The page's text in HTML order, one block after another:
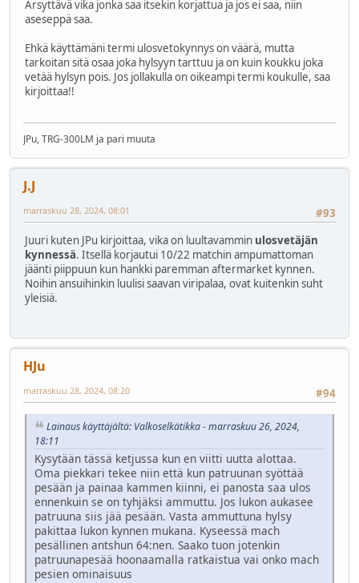
Ärsyttävä vika jonka saa itsekin korjattua ja jos ei saa, niin
aseseppä saa.
Ehkä käyttämäni termi ulosvetokynnys on väärä, mutta
tarkoitan sitä osaa joka hylsyyn tarttuu ja on kuin koukku joka
vetää hylsyn pois. Jos jollakulla on oikeampi termi koukulle, saa
kirjoittaa!!
JPu, TRG-300LM ja pari muuta
J.J
#93
marraskuu 28, 2024, 08:01
Juuri kuten JPu kirjoittaa, vika on luultavammin ulosvetäjän
kynnessä. Itsellä korjautui 10/22 matchin ampumattoman
jäänti piippuun kun hankki paremman aftermarket kynnen.
Noihin ansuihinkin luulisi saavan viripalaa, ovat kuitenkin suht
yleisiä.
HJu
#94
marraskuu 28, 2024, 08:20
Lainaus käyttäjältä: Valkoselkätikka - marraskuu 26, 2024,
18:11
Kysytään tässä ketjussa kun en viitti uutta alottaa.
Oma piekkari tekee niin että kun patruunan syöttää
pesään ja painaa kammen kiinni, ei panosta saa ulos
ennenkuin se on tyhjäksi ammuttu. Jos lukon aukasee
patruuna siis jää pesään. Vasta ammuttuna hylsy
pakittaa lukon kynnen mukana. Kyseessä mach
pesällinen antshun 64:nen. Saako tuon jotenkin
patruunapesää hoonaamalla ratkaistua vai onko mach
pesien ominaisuus